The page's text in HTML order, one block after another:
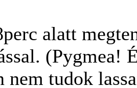
alatt
(Pygmea!
nem tudok